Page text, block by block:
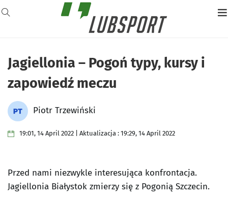
Jagiellonia – Pogoń typy, kursy i
zapowiedź meczu
Piotr Trzewiński
19:01, 14 April 2022 | Aktualizacja : 19:29, 14 April 2022
Przed nami niezwykle interesująca konfrontacja.
Jagiellonia Białystok zmierzy się z Pogonią Szczecin.